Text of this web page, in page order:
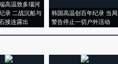
高温致多瑙河
录 二战沉船与
接连露出
韩国高温创百年纪录 当局
警告停止一切户外活动